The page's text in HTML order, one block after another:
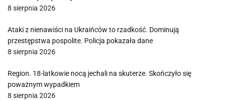
8 sierpnia 2026
Ataki z nienawiści na Ukraińców to rzadkość. Dominują
przestępstwa pospolite. Policja pokazała dane
8 sierpnia 2026
Region. 18-latkowie nocą jechali na skuterze. Skończyło się
poważnym wypadkiem
8 sierpnia 2026